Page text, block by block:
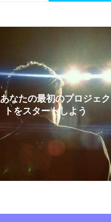
あなたの最初のプロジェク
トをスタートしよう